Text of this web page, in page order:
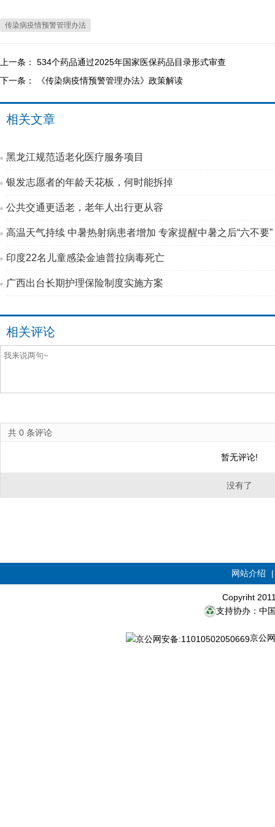
传染病疫情预警管理办法
上一条： 534个药品通过2025年国家医保药品目录形式审查
下一条：
《传染病疫情预警管理办法》政策解读
相关文章
黑龙江规范适老化医疗服务项目
银发志愿者的年龄天花板，何时能拆掉
公共交通更适老，老年人出行更从容
高温天气持续 中暑热射病患者增加 专家提醒中暑之后“六不要”
印度22名儿童感染金迪普拉病毒死亡
广西出台长期护理保险制度实施方案
相关评论
共 0 条评论
暂无评论!
没有了
网站介绍
Copyriht
支持协办：中
京公